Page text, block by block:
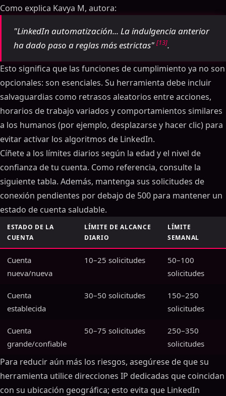
Como explica Kavya M, autora:
"LinkedIn automatización... La indulgencia anterior
ha dado paso a reglas más estrictas" [13].
Esto significa que las funciones de cumplimiento ya no son
opcionales: son esenciales. Su herramienta debe incluir
salvaguardias como retrasos aleatorios entre acciones,
horarios de trabajo variados y comportamientos similares
a los humanos (por ejemplo, desplazarse y hacer clic) para
evitar activar los algoritmos de LinkedIn.
Cíñete a los límites diarios según la edad y el nivel de
confianza de tu cuenta. Como referencia, consulte la
siguiente tabla. Además, mantenga sus solicitudes de
conexión pendientes por debajo de 500 para mantener un
estado de cuenta saludable.
ESTADO DE LA
CUENTA
LÍMITE DE ALCANCE
DIARIO
LÍMITE
SEMANAL
Cuenta
nueva/nueva
10–25 solicitudes
50–100
solicitudes
Cuenta
establecida
30–50 solicitudes
150–250
solicitudes
Cuenta
grande/confiable
50–75 solicitudes
250–350
solicitudes
Para reducir aún más los riesgos, asegúrese de que su
herramienta utilice direcciones IP dedicadas que coincidan
con su ubicación geográfica; esto evita que LinkedIn